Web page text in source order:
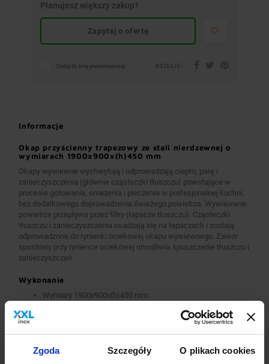
Zgoda Szczegóły O plikach cookies
Planujesz większy zakup?
Zapytaj o ofertę
Dodaj do listy porównawczej
Informacje
Okap przyścienny trapezowy ze stali nierdzewnej o
wymiarach 1900x900x(h)450 mm
Okapy wywiewne wychwytują i odprowadzają ciepło, parę i
zanieczyszczenia (głównie cząsteczki tłuszczu) powstające w
procesie gotowania, smażenia i pieczenia w profesjonalnej kuchni,
bez dodatkowego doprowadzenia świeżego powietrza. Wywiewane
powietrze przepływa przez filtry (łapacze tłuszczu). Cząsteczki
tłuszczu i zanieczyszczenia osadzają się na łapaczach i zostają
odprowadzone do rynienki ociekowej okapu wywiewnego. Zawór
spustowy przy rynience ociekowej umożliwia spuszczenie tłuszczu i
zanieczyszczeń.
Wykonanie
Wymiary 1900x900x(h)450 mm
Okapy wywiewne o wymiarach A>2600 mm wykonane są w
wersji łączonej (skręcanej) z dwóch lub więcej przelotowych
Okapy wyposażone są w system otworów i zawiesi